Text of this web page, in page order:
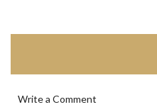
Write a Comment